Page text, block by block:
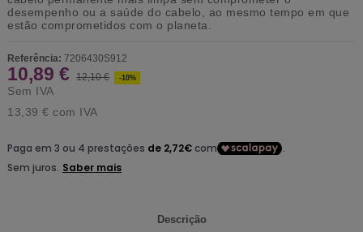
desempenho ou a saúde do cabelo , ao mesmo tempo em que
estão comprometidos com o planeta
Referência: 7206430S912
10,89 € 12,10 € -10%
Sem IVA
13,39 € com IVA
Descrição